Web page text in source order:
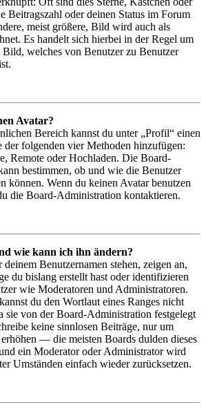
Beitragszahl oder deinen Status im Forum
meist größere, Bild wird auch als
Es handelt sich hierbei in der Regel um
Bild, welches von Benutzer zu Benutzer
Avatar?
Bereich kannst du unter „Profil“ einen
der folgenden vier Methoden hinzufügen:
Remote oder Hochladen. Die Board-
bestimmen, ob und wie die Benutzer
können. Wenn du keinen Avatar benutzen
die Board-Administration kontaktieren.
wie kann ich ihn ändern?
deinem Benutzernamen stehen, zeigen an,
du bislang erstellt hast oder identifizieren
wie Moderatoren und Administratoren.
du den Wortlaut eines Ranges nicht
sie von der Board-Administration festgelegt
keine sinnlosen Beiträge, nur um
— die meisten Boards dulden dieses
ein Moderator oder Administrator wird
Umständen einfach wieder zurücksetzen.